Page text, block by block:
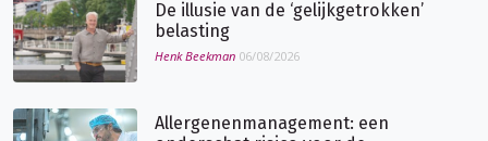
De illusie van de ‘gelijkgetrokken’
belasting
Henk Beekman 06/08/2026
Allergenenmanagement: een